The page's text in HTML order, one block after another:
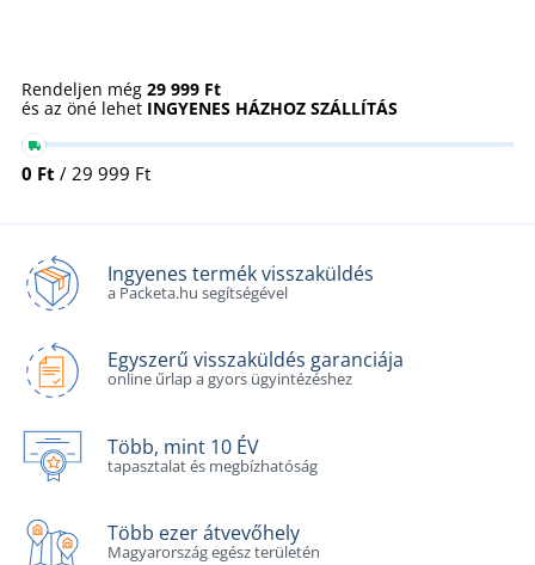
Rendeljen még 29 999 Ft
és az öné lehet INGYENES HÁZHOZ SZÁLLÍTÁS
0 Ft / 29 999 Ft
Ingyenes termék visszaküldés
a Packeta.hu segítségével
Egyszerű visszaküldés garanciája
online űrlap a gyors ügyintézéshez
Több, mint 10 ÉV
tapasztalat és megbízhatóság
Több ezer átvevőhely
Magyarország egész területén